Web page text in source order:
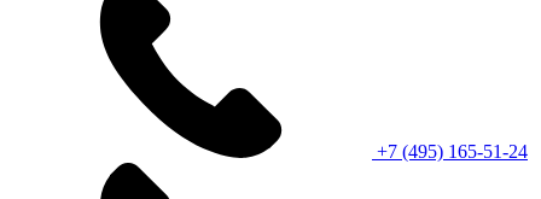
+7 (495) 165-51-24